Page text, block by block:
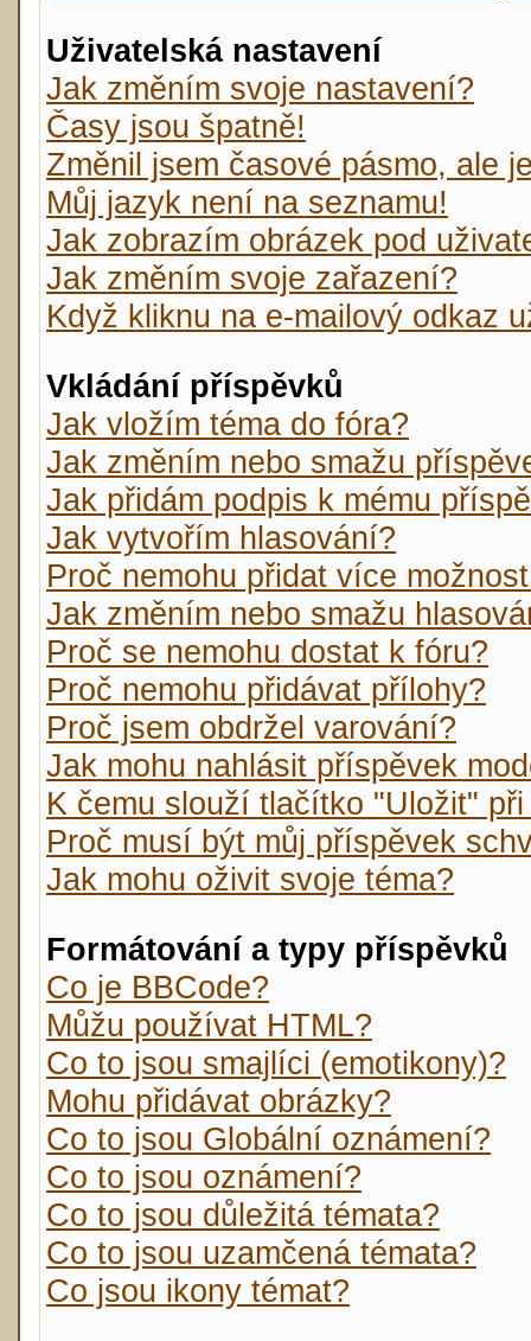
Uživatelská nastavení
Jak změním svoje nastavení?
Časy jsou špatně!
Změnil jsem časové pásmo, ale
Můj jazyk není na seznamu!
Jak zobrazím obrázek pod
Jak změním svoje zařazení?
Když kliknu na e-mailový odkaz
Vkládání příspěvků
Jak vložím téma do fóra?
Jak změním nebo smažu
Jak přidám podpis k mému
Jak vytvořím hlasování?
Proč nemohu přidat více
Jak změním nebo smažu
Proč se nemohu dostat k fóru?
Proč nemohu přidávat přílohy?
Proč jsem obdržel varování?
Jak mohu nahlásit příspěvek
K čemu slouží tlačítko "Uložit"
Proč musí být můj příspěvek
Jak mohu oživit svoje téma?
Formátování a typy příspěvků
Co je BBCode?
Můžu používat HTML?
Co to jsou smajlíci (emotikony)?
Mohu přidávat obrázky?
Co to jsou Globální oznámení?
Co to jsou oznámení?
Co to jsou důležitá témata?
Co to jsou uzamčená témata?
Co jsou ikony témat?